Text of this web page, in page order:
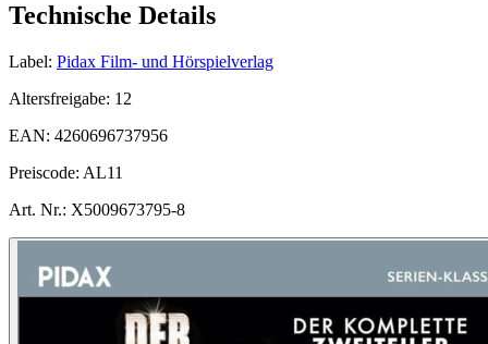
Technische Details
Label: Pidax Film- und Hörspielverlag
Altersfreigabe: 12
EAN: 4260696737956
Preiscode: AL11
Art. Nr.: X5009673795-8